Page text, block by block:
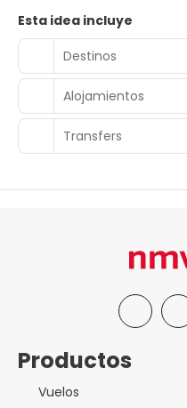
Esta idea incluye
Destinos
Alojamientos
Transfers
Productos
Vuelos